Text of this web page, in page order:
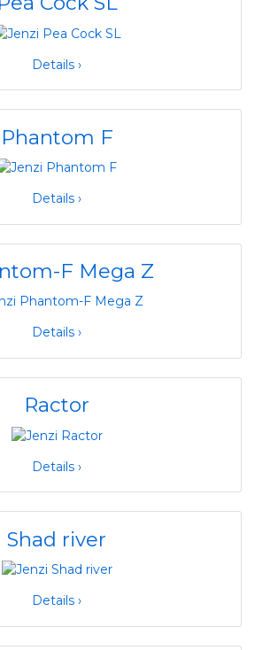
Details ›
Phantom F
Details ›
F Mega Z
Details ›
Ractor
Details ›
Shad river
Details ›